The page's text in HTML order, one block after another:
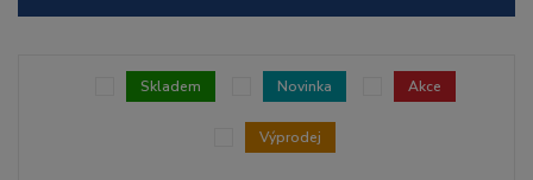
Skladem Novinka Akce
Výprodej